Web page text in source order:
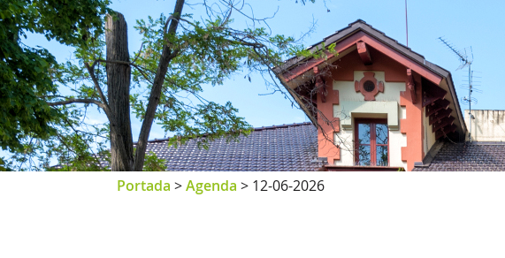
Portada >Agenda > 12-06-2026